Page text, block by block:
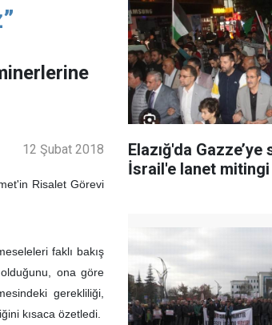
12 Şubat 2018
Risalet Görevi
faklı bakış
ona göre
gerekliliği,
kısaca özetledi.
Elazığ'da
İsrail'e lanet